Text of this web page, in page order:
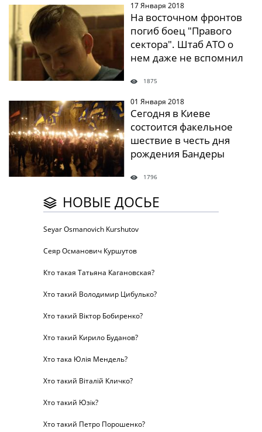
17 Января 2018
На восточном фронтов
погиб боец "Правого
сектора". Штаб АТО о
нем даже не вспомнил
1875
01 Января 2018
Сегодня в Киеве
состоится факельное
шествие в честь дня
рождения Бандеры
1796
НОВЫЕ ДОСЬЕ
Seyar Osmanovich Kurshutov
Сеяр Османович Куршутов
Кто такая Татьяна Кагановская?
Хто такий Володимир Цибулько?
Хто такий Віктор Бобиренко?
Хто такий Кирило Буданов?
Хто така Юлія Мендель?
Хто такий Віталій Кличко?
Хто такий Юзік?
Хто такий Петро Порошенко?